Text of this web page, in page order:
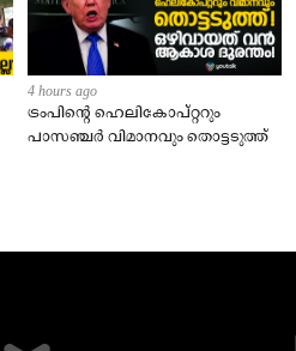
4 hours ago
ട്രംപിന്റെ ഹെലികോപ്റ്ററും
പാസഞ്ചര്‍ വിമാനവും തൊട്ടടുത്ത്